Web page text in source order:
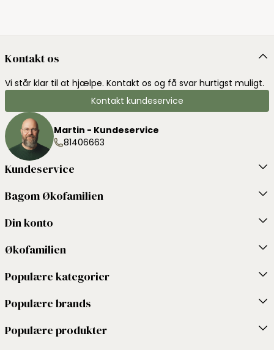
Kontakt os
Vi står klar til at hjælpe. Kontakt os og få svar hurtigst muligt.
Kontakt kundeservice
Martin - Kundeservice
81406663
Kundeservice
Bagom Økofamilien
Din konto
Økofamilien
Populære kategorier
Populære brands
Populære produkter